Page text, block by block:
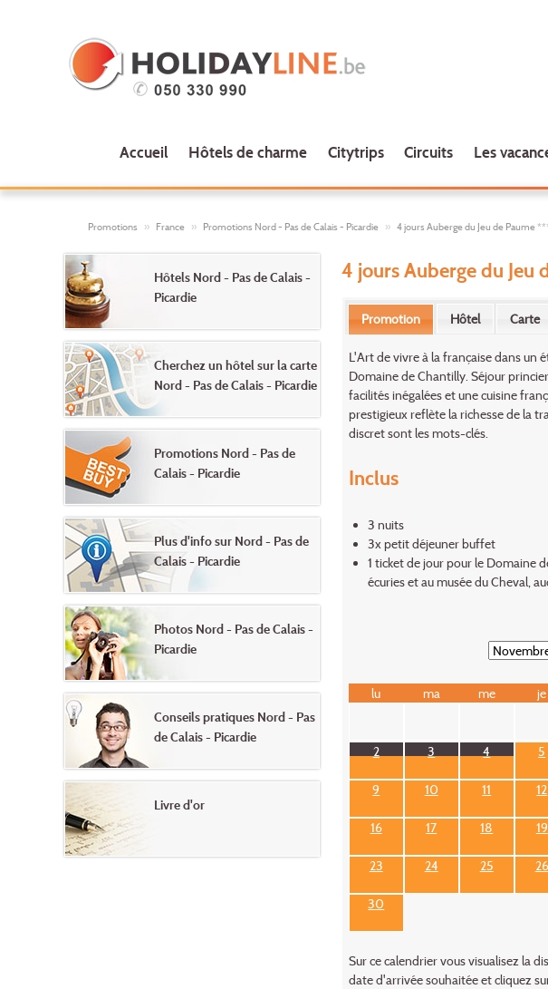
Accueil Hôtels de charme Citytrips Circuits Les
Promotions France Promotions Nord - Pas de Calais - Picardie 4 jours Auberge du Jeu de Paume
4 jours Auberge du Jeu
Promotion Hôtel Carte
L'Art de vivre à la française dans un
Domaine de Chantilly. Séjour
facilités inégalées et une cuisine
prestigieux reflète la richesse de la
discret sont les mots-clés.
Inclus
3 nuits
3x petit déjeuner buffet
1 ticket de jour pour le Domaine
écuries et au musée du Cheval,
lu ma me je
2 3 4 5
9 10 11 12
16 17 18 19
23 24 25 26
30
Sur ce calendrier vous visualisez la
date d'arrivée souhaitée et cliquez
Hôtels Nord - Pas de Calais -
Picardie
Cherchez un hôtel sur la carte
Nord - Pas de Calais - Picardie
Promotions Nord - Pas de
Calais - Picardie
Plus d'info sur Nord - Pas de
Calais - Picardie
Photos Nord - Pas de Calais -
Picardie
Conseils pratiques Nord - Pas
de Calais - Picardie
Livre d'or